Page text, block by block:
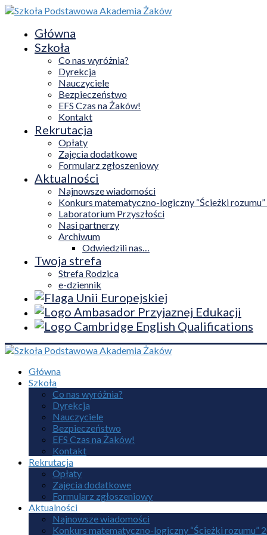
Główna
Szkoła
Co nas wyróżnia?
Dyrekcja
Nauczyciele
Bezpieczeństwo
EFS Czas na Żaków!
Kontakt
Rekrutacja
Opłaty
Zajęcia dodatkowe
Formularz zgłoszeniowy
Aktualności
Najnowsze wiadomości
Konkurs matematyczno-logiczny “Ścieżki
Laboratorium Przyszłości
Nasi partnerzy
Archiwum
Odwiedzili nas…
Twoja strefa
Strefa Rodzica
e-dziennik
Główna
Szkoła
Co nas wyróżnia?
Dyrekcja
Nauczyciele
Bezpieczeństwo
EFS Czas na Żaków!
Kontakt
Rekrutacja
Opłaty
Zajęcia dodatkowe
Formularz zgłoszeniowy
Aktualności
Najnowsze wiadomości
Konkurs matematyczno-logiczny “Ścieżki rozumu”